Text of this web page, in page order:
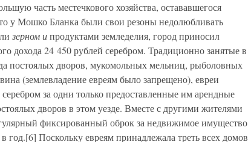
часть местечкового хозяйства, остававшегося
у Мошко Бланка были свои резоны недолюбливать
зерном ипродуктами земледелия, город приносил
дохода 24 450 рублей серебром. Традиционно занятые в
постоялых дворов, мукомольных мельниц, рыболовных
(землевладение евреям было запрещено), евреи
за одни только предоставленные им арендные
дворов в этом уезде. Вместе с другими жителями
фиксированный оброк за недвижимое имущество
Поскольку евреям принадлежала треть всех домов